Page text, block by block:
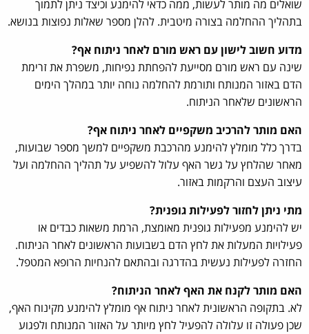
שואלים מה מותר לעשות, ממה כדאי להימנע וכיצד ניתן לתמוך
בתהליך ההחלמה בצורה מיטבית. להלן מספר שאלות נפוצות בנושא.
מדוע חשוב לישון עם ראש מורם לאחר ניתוח אף?
שינה עם ראש מורם מסייעת להפחתת נפיחות, משפרת את זרימת
הדם באזור המנותח ותורמת להחלמה נוחה יותר במהלך הימים
הראשונים שלאחר הניתוח.
האם מותר להרכיב משקפיים לאחר ניתוח אף?
בדרך כלל מומלץ להימנע מהרכבת משקפיים למשך מספר שבועות,
מאחר שהלחץ על גשר האף עלול להשפיע על תהליך ההחלמה ועל
עיצוב העצם והרקמות באזור.
מתי ניתן לחזור לפעילות גופנית?
יש להימנע מפעילות גופנית מאומצת, הרמת משאות כבדים או
פעילויות המעלות את לחץ הדם בשבועות הראשונים לאחר הניתוח.
החזרה לפעילות נעשית בהדרגה ובהתאם להנחיות הרופא המטפל.
האם מותר לקנח את האף לאחר הניתוח?
לא. בתקופה הראשונית לאחר ניתוח אף מומלץ להימנע מקינוח האף,
שכן פעולה זו עלולה להפעיל לחץ מיותר על האזור המנותח ולפגוע